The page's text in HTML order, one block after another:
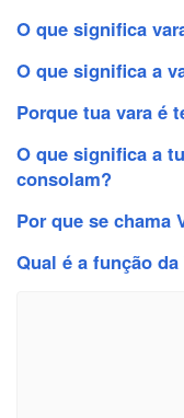
O que significa
O que significa a
Porque tua vara é
O que significa a
consolam?
Por que se chama
Qual é a função da